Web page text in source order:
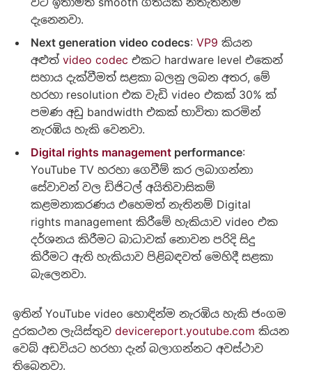
දැනෙනවා.
Next generation video codecs: VP9 කියන
අළුත් video codec එකට hardware level එකෙන්
සහාය දැක්වීමත් සළකා බලනු ලබන අතර, මේ
හරහා resolution එක වැඩි video එකක් 30% ක්
පමණ අඩු bandwidth එකක් භාවිතා කරමින්
නැරඹිය හැකි වෙනවා.
Digital rights managementperformance:
YouTube TV හරහා ගෙවීම් කර ලබාගන්නා
සේවාවන් වල ඩිජිටල් අයිතිවාසිකම්
කළමනාකරණය එහෙමත් නැතිනම් Digital
rights management කිරීමේ හැකියාව video එක
දර්ශනය කිරීමට බාධාවක් නොවන පරිදි සිදු
කිරීමට ඇති හැකියාව පිළිබඳවත් මෙහිදී සළකා
බැලෙනවා.
ඉතින් YouTube video හොඳින්ම නැරඹිය හැකි ජංගම
දුරකථන ලැයිස්තුව devicereport.youtube.com කියන
වෙබ් අඩවියට හරහා දැන් බලාගන්නට අවස්ථාව
තිබෙනවා.